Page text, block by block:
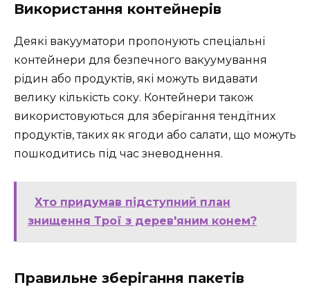
Використання контейнерів
Деякі вакууматори пропонують спеціальні
контейнери для безпечного вакуумування
рідин або продуктів, які можуть видавати
велику кількість соку. Контейнери також
використовуються для зберігання тендітних
продуктів, таких як ягоди або салати, що можуть
пошкодитись під час зневоднення.
Хто придумав підступний план
знищення Трої з дерев'яним конем?
Правильне зберігання пакетів